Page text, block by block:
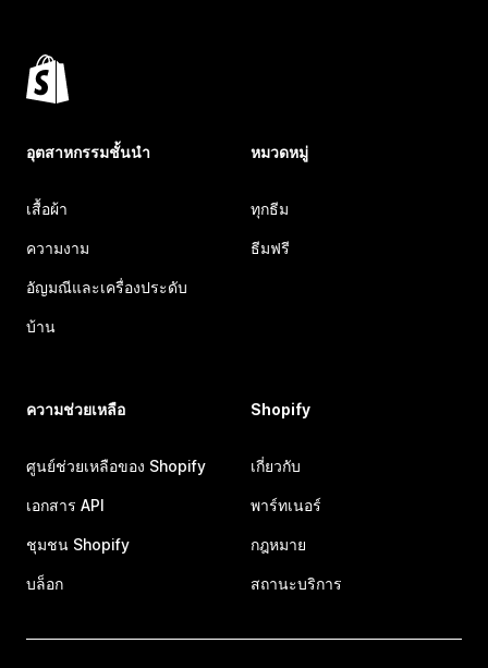
อุตสาหกรรมชั้นนำ
เสื้อผ้า
ความงาม
อัญมณีและเครื่องประดับ
บ้าน
หมวดหมู่
ทุกธีม
ธีมฟรี
ความช่วยเหลือ
ศูนย์ช่วยเหลือของ Shopify
เอกสาร API
ชุมชน Shopify
บล็อก
Shopify
เกี่ยวกับ
พาร์ทเนอร์
กฎหมาย
สถานะบริการ